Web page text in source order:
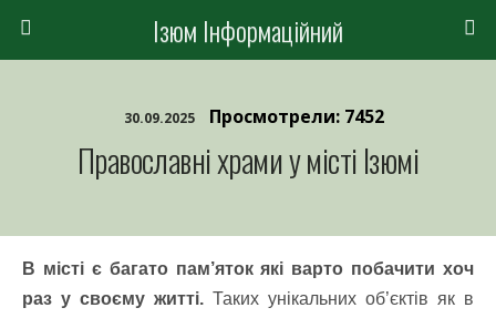
Ізюм Інформаційний
30.09.2025 Просмотрели: 7452
Православні храми у місті Ізюмі
В місті є багато пам’яток які варто побачити хоч
раз у своєму житті. Таких унікальних об’єктів як в